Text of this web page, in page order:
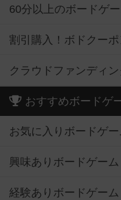
60分以上のボードゲ
割引購入！ボドクー
クラウドファンディ
おすすめボードゲ
お気に入りボードゲ
興味ありボードゲー
経験ありボードゲー